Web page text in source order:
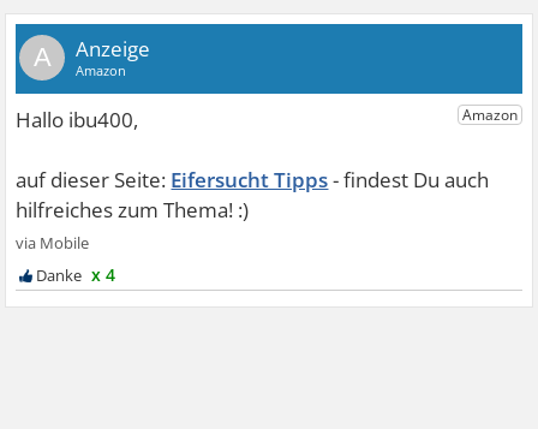
A
Eifersucht Tipps
x 4